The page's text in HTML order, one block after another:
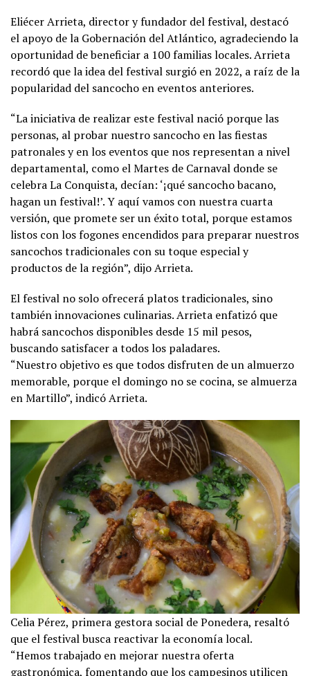
Eliécer Arrieta, director y fundador del festival, destacó
el apoyo de la Gobernación del Atlántico, agradeciendo la
oportunidad de beneficiar a 100 familias locales. Arrieta
recordó que la idea del festival surgió en 2022, a raíz de la
popularidad del sancocho en eventos anteriores.
“La iniciativa de realizar este festival nació porque las
personas, al probar nuestro sancocho en las fiestas
patronales y en los eventos que nos representan a nivel
departamental, como el Martes de Carnaval donde se
celebra La Conquista, decían: ‘¡qué sancocho bacano,
hagan un festival!’. Y aquí vamos con nuestra cuarta
versión, que promete ser un éxito total, porque estamos
listos con los fogones encendidos para preparar nuestros
sancochos tradicionales con su toque especial y
productos de la región”, dijo Arrieta.
El festival no solo ofrecerá platos tradicionales, sino
también innovaciones culinarias. Arrieta enfatizó que
habrá sancochos disponibles desde 15 mil pesos,
buscando satisfacer a todos los paladares.
“Nuestro objetivo es que todos disfruten de un almuerzo
memorable, porque el domingo no se cocina, se almuerza
en Martillo”, indicó Arrieta.
Celia Pérez, primera gestora social de Ponedera, resaltó
que el festival busca reactivar la economía local.
“Hemos trabajado en mejorar nuestra oferta
gastronómica, fomentando que los campesinos utilicen